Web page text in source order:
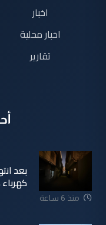
اخبار
اخبار محلية
تقارير
منذ 6 ساعة
بعد